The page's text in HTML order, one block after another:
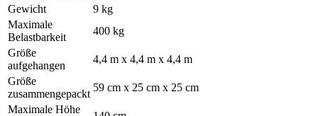
Gewicht
9 kg
Maximale
Belastbarkeit
400 kg
Größe
aufgehangen
4,4 m x 4,4 m x 4,4 m
Größe
zusammengepackt
59 cm x 25 cm x 25 cm
Maximale Höhe